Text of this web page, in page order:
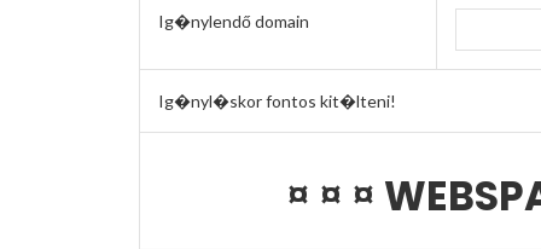
Ig�nylendő domain
Ig�nyl�skor fontos kit�lteni!
¤ ¤ ¤